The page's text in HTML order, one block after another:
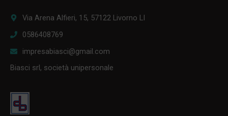
Via Arena Alfieri, 15, 57122 Livorno LI
0586408769
impresabiasci@gmail.com
Biasci srl, società unipersonale